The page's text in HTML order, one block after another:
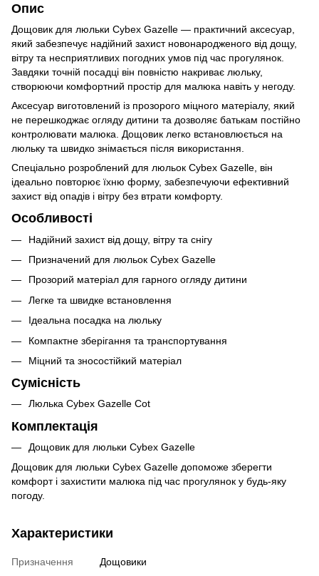
Опис
Дощовик для люльки Cybex Gazelle — практичний аксесуар,
який забезпечує надійний захист новонародженого від дощу,
вітру та несприятливих погодних умов під час прогулянок.
Завдяки точній посадці він повністю накриває люльку,
створюючи комфортний простір для малюка навіть у негоду.
Аксесуар виготовлений із прозорого міцного матеріалу, який
не перешкоджає огляду дитини та дозволяє батькам постійно
контролювати малюка. Дощовик легко встановлюється на
люльку та швидко знімається після використання.
Спеціально розроблений для люльок Cybex Gazelle, він
ідеально повторює їхню форму, забезпечуючи ефективний
захист від опадів і вітру без втрати комфорту.
Особливості
Надійний захист від дощу, вітру та снігу
Призначений для люльок Cybex Gazelle
Прозорий матеріал для гарного огляду дитини
Легке та швидке встановлення
Ідеальна посадка на люльку
Компактне зберігання та транспортування
Міцний та зносостійкий матеріал
Сумісність
Люлька Cybex Gazelle Cot
Комплектація
Дощовик для люльки Cybex Gazelle
Дощовик для люльки Cybex Gazelle допоможе зберегти
комфорт і захистити малюка під час прогулянок у будь-яку
погоду.
Характеристики
Призначення Дощовики